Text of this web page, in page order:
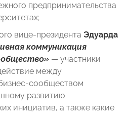
предпринимательства
вице-президента Эдуарда
коммуникация
— участники
между
сообществом
развитию
инициатив, а также какие